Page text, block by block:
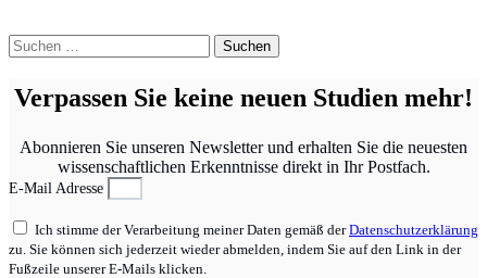
Suchen
nach:
Verpassen Sie keine neuen Studien mehr!
Abonnieren Sie unseren Newsletter und erhalten Sie die neuesten
wissenschaftlichen Erkenntnisse direkt in Ihr Postfach.
E-Mail Adresse
Ich stimme der Verarbeitung meiner Daten gemäß derDatenschutzerklärung
zu. Sie können sich jederzeit wieder abmelden, indem Sie auf den Link in der
Fußzeile unserer E-Mails klicken.